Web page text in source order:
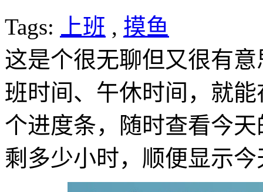
Tags: 上班 , 摸鱼
这是个很无聊但又很有
班时间、午休时间，就
个进度条，随时查看今
剩多少小时，顺便显示